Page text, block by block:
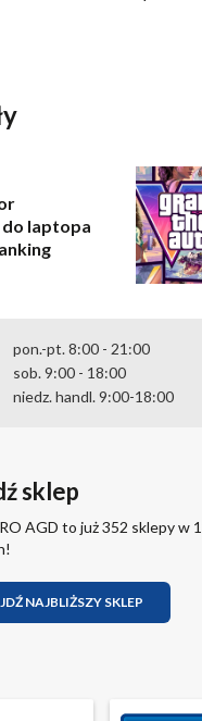
laptopa
pon.-pt. 8:00 - 21:00
sob. 9:00 - 18:00
niedz. handl. 9:00-18:00
sklep
AGD to już 352 sklepy w
NAJBLIŻSZY SKLEP